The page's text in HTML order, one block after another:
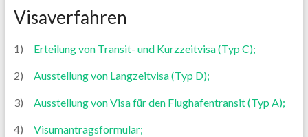
Visaverfahren
1) Erteilung von Transit- und Kurzzeitvisa (Typ C);
2) Ausstellung von Langzeitvisa (Typ D);
3) Ausstellung von Visa für den Flughafentransit (Typ A);
4) Visumantragsformular;